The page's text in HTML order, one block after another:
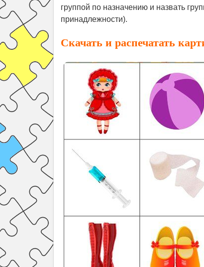
группой по назначению и назвать
принадлежности).
Скачать и распечатать